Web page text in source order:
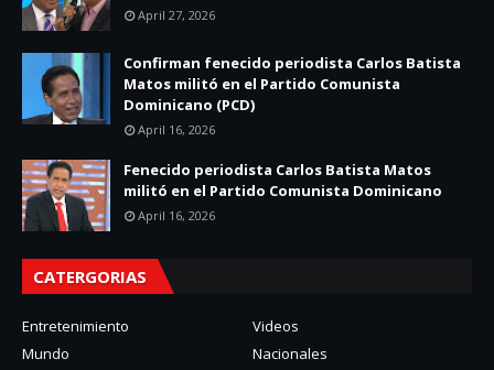
April 27, 2026
Confirman fenecido periodista Carlos Batista
Matos militó en el Partido Comunista
Dominicano (PCD)
April 16, 2026
Fenecido periodista Carlos Batista Matos
militó en el Partido Comunista Dominicano
April 16, 2026
CATERGORIAS
Entretenimiento
Videos
Mundo
Nacionales